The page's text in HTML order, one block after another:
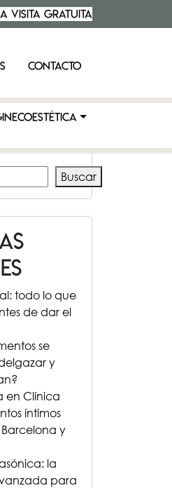
VISITA GRATUITA
CONTACTO
Buscar
todo lo que
de dar el
se
y
en Clínica
íntimos
y
la
para